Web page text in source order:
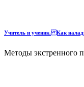
Учитель и ученик. Как
Методы экстренного